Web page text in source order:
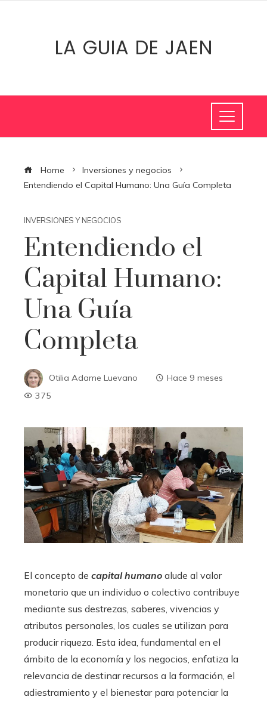
LA GUIA DE JAEN
Home
Inversiones y negocios
Entendiendo el Capital Humano: Una Guía Completa
INVERSIONES Y NEGOCIOS
Entendiendo el
Capital Humano:
Una Guía
Completa
Otilia Adame Luevano
Hace 9 meses
375
El concepto de capital humano alude al valor
monetario que un individuo o colectivo contribuye
mediante sus destrezas, saberes, vivencias y
atributos personales, los cuales se utilizan para
producir riqueza. Esta idea, fundamental en el
ámbito de la economía y los negocios, enfatiza la
relevancia de destinar recursos a la formación, el
adiestramiento y el bienestar para potenciar la